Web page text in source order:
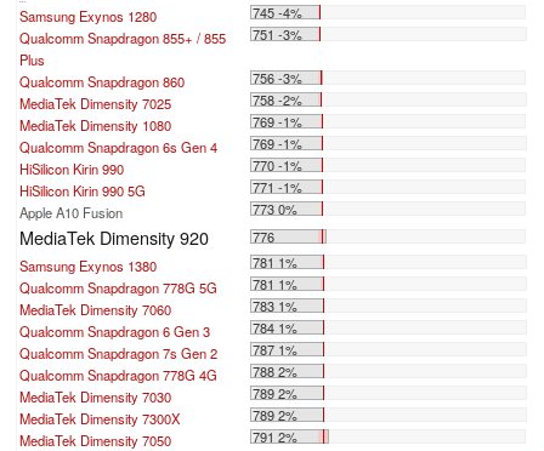
Samsung Exynos 1280
745 -4%
Qualcomm Snapdragon 855+ / 855
Plus
751 -3%
Qualcomm Snapdragon 860
756 -3%
MediaTek Dimensity 7025
758 -2%
MediaTek Dimensity 1080
769 -1%
Qualcomm Snapdragon 6s Gen 4
769 -1%
HiSilicon Kirin 990
770 -1%
HiSilicon Kirin 990 5G
771 -1%
Apple A10 Fusion
773 0%
MediaTek Dimensity 920
776
Samsung Exynos 1380
781 1%
Qualcomm Snapdragon 778G 5G
781 1%
MediaTek Dimensity 7060
783 1%
Qualcomm Snapdragon 6 Gen 3
784 1%
Qualcomm Snapdragon 7s Gen 2
787 1%
Qualcomm Snapdragon 778G 4G
788 2%
MediaTek Dimensity 7030
789 2%
MediaTek Dimensity 7300X
789 2%
MediaTek Dimensity 7050
791 2%